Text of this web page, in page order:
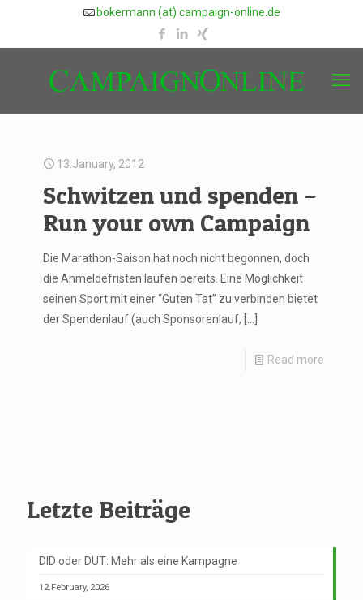
bokermann (at) campaign-online.de
13.January, 2012
Schwitzen und spenden –
Run your own Campaign
Die Marathon-Saison hat noch nicht begonnen, doch
die Anmeldefristen laufen bereits. Eine Möglichkeit
seinen Sport mit einer “Guten Tat” zu verbinden bietet
der Spendenlauf (auch Sponsorenlauf,
Read more
Letzte Beiträge
DID oder DUT: Mehr als eine Kampagne
12.February, 2026